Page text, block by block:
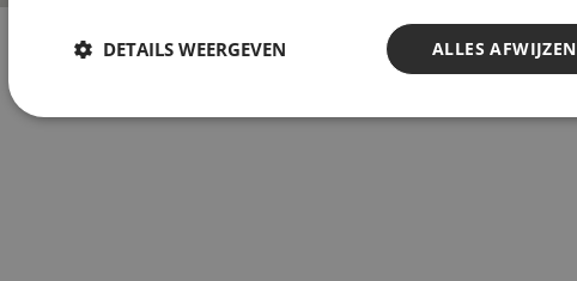
ALLES AFWIJZEN
DETAILS WEERGEVEN